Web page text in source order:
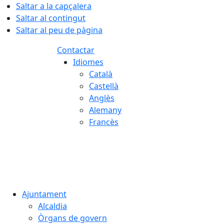
Saltar a la capçalera
Saltar al contingut
Saltar al peu de pàgina
Contactar
Idiomes
Català
Castellà
Anglès
Alemany
Francès
Ajuntament
Alcaldia
Òrgans de govern